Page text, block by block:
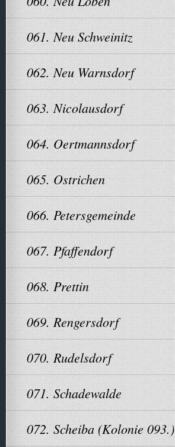
061. Neu Schweinitz
062. Neu Warnsdorf
063. Nicolausdorf
064. Oertmannsdorf
065. Ostrichen
066. Petersgemeinde
067. Pfaffendorf
068. Prettin
069. Rengersdorf
070. Rudelsdorf
071. Schadewalde
072. Scheiba (Kolonie 093.)